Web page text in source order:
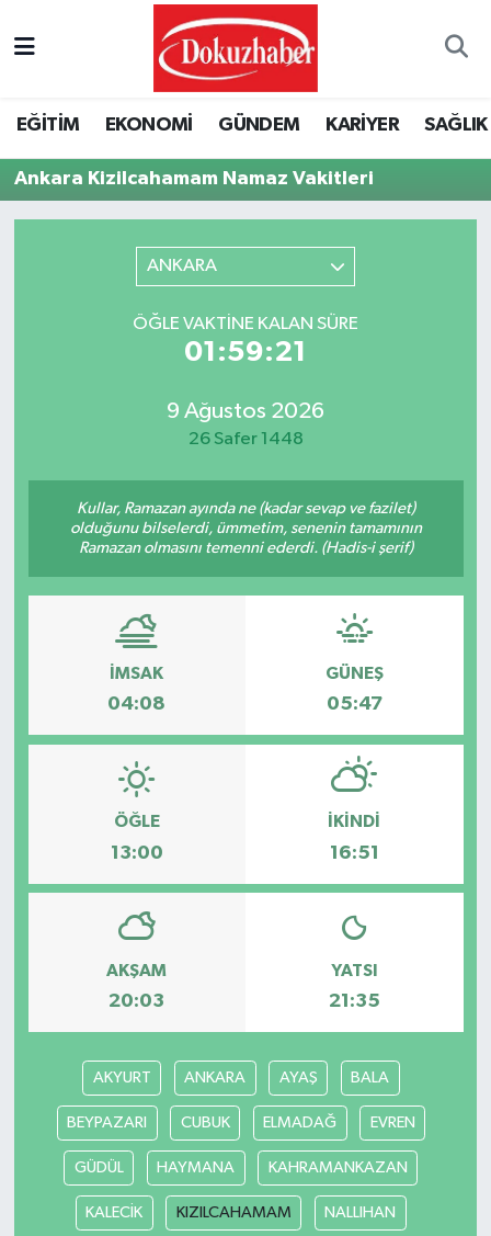
EĞİTİM EKONOMİ GÜNDEM KARİYER SAĞLIK
Ankara Kizilcahamam Namaz Vakitleri
ANKARA
ÖĞLE VAKTINE KALAN SÜRE
01:59:21
9 Ağustos 2026
26 Safer 1448
Kullar, Ramazan ayında ne (kadar sevap ve fazilet)
olduğunu bilselerdi, ümmetim, senenin tamamının
Ramazan olmasını temenni ederdi. (Hadis-i şerif)
İMSAK
04:08
GÜNEŞ
05:47
ÖĞLE
13:00
İKINDI
16:51
AKŞAM
20:03
YATSI
21:35
AKYURT ANKARA AYAŞ BALA
BEYPAZARI CUBUK ELMADAĞ EVREN
GÜDÜL HAYMANA KAHRAMANKAZAN
KALECİK KIZILCAHAMAM NALLIHAN
Tüm Manşetler